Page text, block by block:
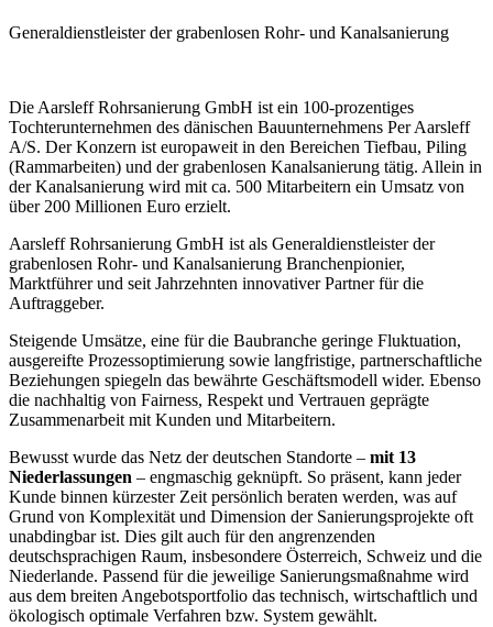
Generaldienstleister der grabenlosen Rohr- und Kanalsanierung
Die Aarsleff Rohrsanierung GmbH ist ein 100-prozentiges
Tochterunternehmen des dänischen Bauunternehmens Per Aarsleff
A/S. Der Konzern ist europaweit in den Bereichen Tiefbau, Piling
(Rammarbeiten) und der grabenlosen Kanalsanierung tätig. Allein in
der Kanalsanierung wird mit ca. 500 Mitarbeitern ein Umsatz von
über 200 Millionen Euro erzielt.
Aarsleff Rohrsanierung GmbH ist als Generaldienstleister der
grabenlosen Rohr- und Kanalsanierung Branchenpionier,
Marktführer und seit Jahrzehnten innovativer Partner für die
Auftraggeber.
Steigende Umsätze, eine für die Baubranche geringe Fluktuation,
ausgereifte Prozessoptimierung sowie langfristige, partnerschaftliche
Beziehungen spiegeln das bewährte Geschäftsmodell wider. Ebenso
die nachhaltig von Fairness, Respekt und Vertrauen geprägte
Zusammenarbeit mit Kunden und Mitarbeitern.
Bewusst wurde das Netz der deutschen Standorte – mit 13
Niederlassungen – engmaschig geknüpft. So präsent, kann jeder
Kunde binnen kürzester Zeit persönlich beraten werden, was auf
Grund von Komplexität und Dimension der Sanierungsprojekte oft
unabdingbar ist. Dies gilt auch für den angrenzenden
deutschsprachigen Raum, insbesondere Österreich, Schweiz und die
Niederlande. Passend für die jeweilige Sanierungsmaßnahme wird
aus dem breiten Angebotsportfolio das technisch, wirtschaftlich und
ökologisch optimale Verfahren bzw. System gewählt.